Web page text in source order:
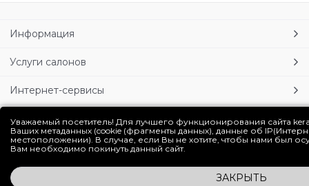
Информация
Услуги салонов
Интернет-сервисы
Личный кабинет
Блог
Уважаемый посетитель! Для лучшего функционирования сайта
Ваших метаданных (cookie (фрагменты данных), данные об
местоположении). В случае, если Вы не хотите, чтобы нами был
Вам необходимо покинуть данный сайт.
ЗАКРЫТЬ